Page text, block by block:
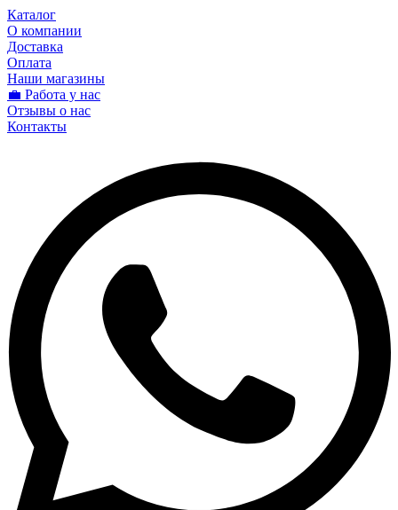
Каталог
О компании
Доставка
Оплата
Наши магазины
💼 Работа у нас
Отзывы о нас
Контакты